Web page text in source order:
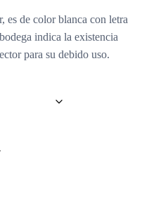
es de color blanca con letra
indica la existencia
para su debido uso.